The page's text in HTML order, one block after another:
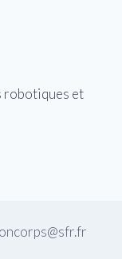
robotiques et